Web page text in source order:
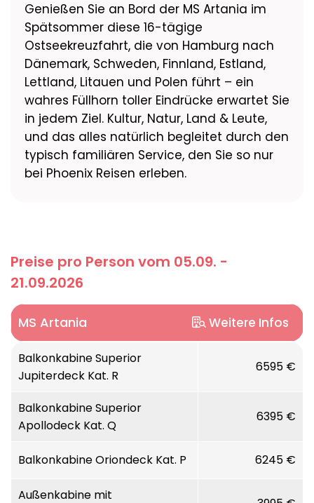
Genießen Sie an Bord der MS Artania im
Spätsommer diese 16-tägige
Ostseekreuzfahrt, die von Hamburg nach
Dänemark, Schweden, Finnland, Estland,
Lettland, Litauen und Polen führt – ein
wahres Füllhorn toller Eindrücke erwartet Sie
in jedem Ziel. Kultur, Natur, Land & Leute,
und das alles natürlich begleitet durch den
typisch familiären Service, den Sie so nur
bei Phoenix Reisen erleben.
Preise pro Person vom 05.09. -
21.09.2026
MS Artania Weitere Infos
Länge:231 m
Höhe:45,40 m (zzgl. Tiefgang ca. 7,80 m)
Decks/Stockwerke:9
Balkonkabine Superior
Jupiterdeck Kat. R
6595 €
Balkonkabine Superior
Apollodeck Kat. Q
6395 €
Balkonkabine Oriondeck Kat. P 6245 €
Außenkabine mit